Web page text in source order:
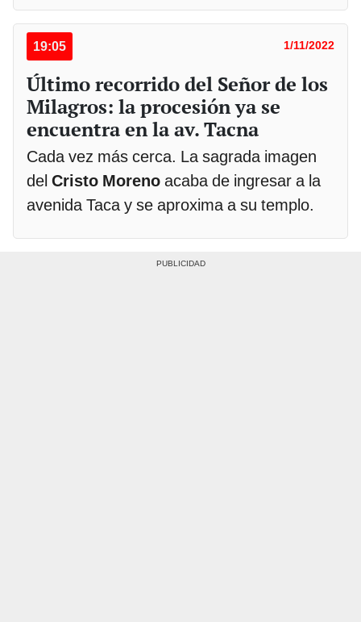
19:05 1/11/2022
Último recorrido del Señor de los
Milagros: la procesión ya se
encuentra en la av. Tacna
Cada vez más cerca. La sagrada imagen
del Cristo Moreno acaba de ingresar a la
avenida Taca y se aproxima a su templo.